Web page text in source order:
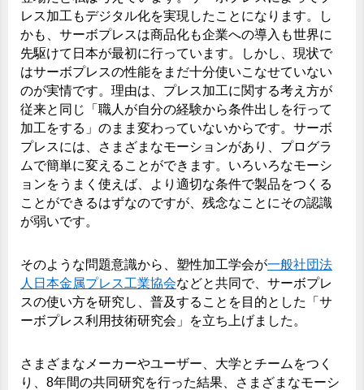
レス加工もデジタル化を実現したことになります。し
かも、サーボプレスは商品化も企業への導入も世界に
先駆けて日本が最初に行っています。しかし、現状で
はサーボプレスの性能をまだ十分使いこなせていない
のが実情です。理由は、プレス加工に関する考え方が
従来と同じ「職人が自分の経験から条件出しを行って
加工をする」のまま変わっていないからです。サーボ
プレスには、さまざまなモーションがあり、プログラ
ムで簡単に変えることができます。いろいろなモーシ
ョンをうまく使えば、より適切な条件で製品をつくる
ことができるはずなのですが、残念なことにその認識
が弱いです。
そのような問題意識から、塑性加工学会が一般社団法
人日本金属プレス工業協会などと共同で、サーボプレ
スの使い方を研究し、普及することを目的とした「サ
ーボプレス利用技術研究会」を立ち上げました。
さまざまなメーカーやユーザー、大学とチームをつく
り、8年間の共同研究を行った結果、さまざまなモーシ